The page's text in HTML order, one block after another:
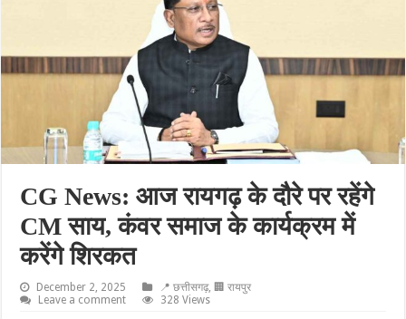
CG News: आज रायगढ़ के दौरे पर रहेंगे
CM साय, कंवर समाज के कार्यक्रम में
करेंगे शिरकत
December 2, 2025 📍 छत्तीसगढ़, 🏢 रायपुर
Leave a comment
328 Views